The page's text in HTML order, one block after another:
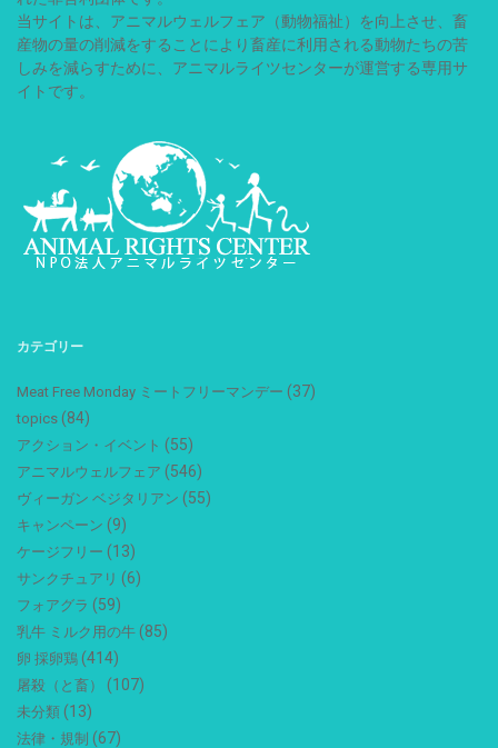
当サイトは、アニマルウェルフェア（動物福祉）を向上させ、畜
産物の量の削減をすることにより畜産に利用される動物たちの苦
しみを減らすために、アニマルライツセンターが運営する専用サ
イトです。
カテゴリー
Meat Free Monday ミートフリーマンデー (37)
topics (84)
アクション・イベント (55)
アニマルウェルフェア (546)
ヴィーガン ベジタリアン (55)
キャンペーン (9)
ケージフリー (13)
サンクチュアリ (6)
フォアグラ (59)
乳牛 ミルク用の牛 (85)
卵 採卵鶏 (414)
屠殺（と畜） (107)
未分類 (13)
法律・規制 (67)